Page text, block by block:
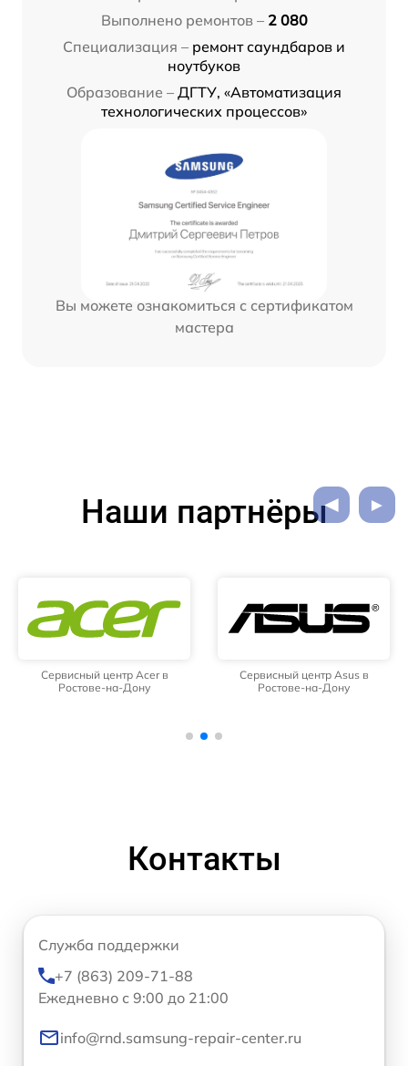
Выполнено ремонтов – 2 080
Специализация – ремонт саундбаров и
ноутбуков
Образование – ДГТУ, «Автоматизация
технологических процессов»
Вы можете ознакомиться с сертификатом
мастера
Наши партнёры
Сервисный центр Acer в
Ростове-на-Дону
Сервисный центр Asus в
Ростове-на-Дону
Контакты
Служба поддержки
+7 (863) 209-71-88
Ежедневно с 9:00 до 21:00
info@rnd.samsung-repair-center.ru